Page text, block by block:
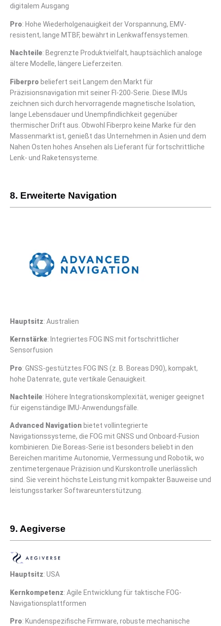
digitalem Ausgang
Pro: Hohe Wiederholgenauigkeit der Vorspannung, EMV-
resistent, lange MTBF, bewährt in Lenkwaffensystemen.
Nachteile: Begrenzte Produktvielfalt, hauptsächlich analoge
ältere Modelle, längere Lieferzeiten.
Fiberpro beliefert seit Langem den Markt für
Präzisionsnavigation mit seiner FI-200-Serie. Diese IMUs
zeichnen sich durch hervorragende magnetische Isolation,
lange Lebensdauer und Unempfindlichkeit gegenüber
thermischer Drift aus. Obwohl Fiberpro keine Marke für den
Massenmarkt ist, genießt das Unternehmen in Asien und dem
Nahen Osten hohes Ansehen als Lieferant für fortschrittliche
Lenk- und Raketensysteme.
8. Erweiterte Navigation
Hauptsitz: Australien
Kernstärke: Integriertes FOG INS mit fortschrittlicher
Sensorfusion
Pro: GNSS-gestütztes FOG INS (z. B. Boreas D90), kompakt,
hohe Datenrate, gute vertikale Genauigkeit.
Nachteile: Höhere Integrationskomplexität, weniger geeignet
für eigenständige IMU-Anwendungsfälle.
Advanced Navigation bietet vollintegrierte
Navigationssysteme, die FOG mit GNSS und Onboard-Fusion
kombinieren. Die Boreas-Serie ist besonders beliebt in den
Bereichen maritime Autonomie, Vermessung und Robotik, wo
zentimetergenaue Präzision und Kurskontrolle unerlässlich
sind. Sie vereint höchste Leistung mit kompakter Bauweise und
leistungsstarker Softwareunterstützung.
9. Aegiverse
Hauptsitz: USA
Kernkompetenz: Agile Entwicklung für taktische FOG-
Navigationsplattformen
Pro: Kundenspezifische Firmware, robuste mechanische